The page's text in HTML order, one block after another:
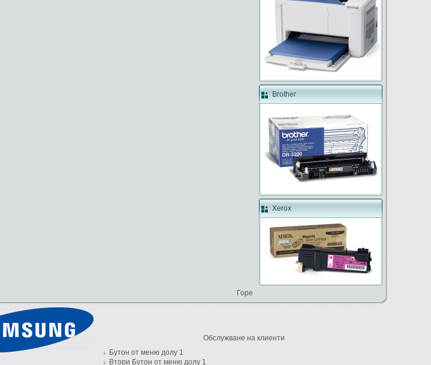
Brother
Xerox
Горе
Обслужване на клиенти
Бутон от меню долу 1
Втори Бутон от меню долу 1